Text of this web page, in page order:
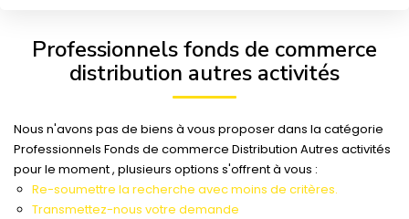
ESTIMATION
LOCAUX & BUREAUX
PARTENAIRE TRANSACTION
Surface min Budget max
Professionnels fonds de commerce
distribution autres activités
Nous n'avons pas de biens à vous proposer dans la catégorie
Professionnels Fonds de commerce Distribution Autres activités
pour le moment , plusieurs options s'offrent à vous :
Re-soumettre la recherche avec moins de critères.
Transmettez-nous votre demande